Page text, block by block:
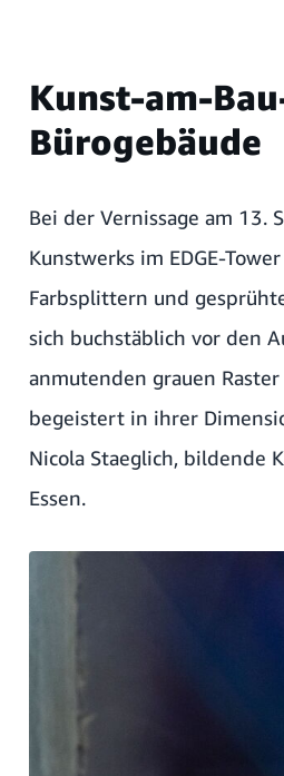
Kunst-am-
Bürogebäude
Bei der Vernissage am 13.
Kunstwerks im EDGE-
Farbsplittern und
sich buchstäblich vor den
anmutenden grauen
begeistert in ihrer
Nicola Staeglich, bildende
Essen.